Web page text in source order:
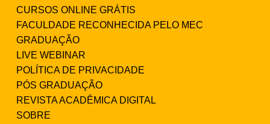
CURSOS ONLINE GRÁTIS
FACULDADE RECONHECIDA PELO MEC
GRADUAÇÃO
LIVE WEBINAR
POLÍTICA DE PRIVACIDADE
PÓS GRADUAÇÃO
REVISTA ACADÊMICA DIGITAL
SOBRE